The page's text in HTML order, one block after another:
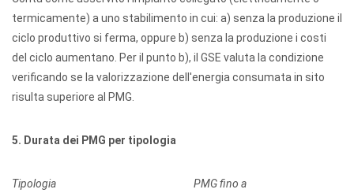
termicamente) a uno stabilimento in cui: a) senza la produzione il
ciclo produttivo si ferma, oppure b) senza la produzione i costi
del ciclo aumentano. Per il punto b), il GSE valuta la condizione
verificando se la valorizzazione dell'energia consumata in sito
risulta superiore al PMG.
5. Durata dei PMG per tipologia
Tipologia PMG fino a